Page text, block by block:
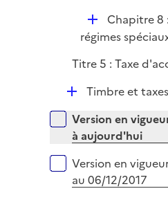
D
é
l
r
Chapitre 8
régimes
Titre 5 : Taxe
D
p
l
i
r
Timbre et
Versions sur la période
Version en
à aujourd'hui
Version en
au 06/12/2017